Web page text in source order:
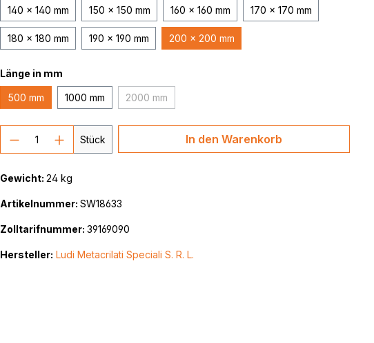
140 x 140 mm 150 x 150 mm 160 x 160 mm 170 x 170 mm
180 x 180 mm 190 x 190 mm 200 x 200 mm
Länge in mm
500 mm 1000 mm 2000 mm(Diese Option ist zurzeit nicht verfügbar.)
Produkt Anzahl: Gib den gewünschten Wert
Stück In den Warenkorb
Gewicht: 24 kg
Artikelnummer: SW18633
Zolltarifnummer: 39169090
Hersteller: Ludi Metacrilati Speciali S. R. L.